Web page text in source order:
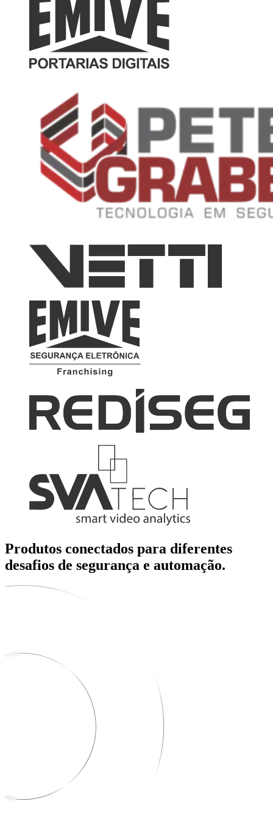
Produtos conectados para diferentes
desafios de segurança e automação.